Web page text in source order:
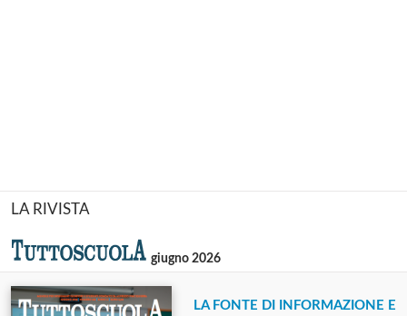
LA RIVISTA
giugno 2026
LA FONTE DI INFORMAZIONE E